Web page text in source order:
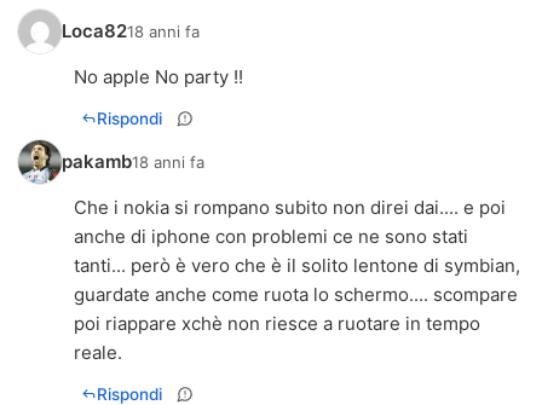
Loca8218 anni fa
No apple No party !!
Rispondi
pakamb18 anni fa
Che i nokia si rompano subito non direi dai.... e poi
anche di iphone con problemi ce ne sono stati
tanti... però è vero che è il solito lentone di symbian,
guardate anche come ruota lo schermo.... scompare
poi riappare xchè non riesce a ruotare in tempo
reale.
Rispondi